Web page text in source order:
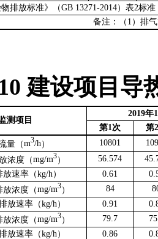
排放标准》（GB 13271-2014）表2标准
备注：（ 1 ）排
建设项目导
测项目
2019年1
第1次 第2
量（m3/h） 10801
浓度（mg/m3） 56.574
放速率（kg/h ） 0.61
放浓度（mg/m3） 84
放速率（kg/h ） 0.91
放浓度（mg/m3） 79.7
放速率（kg/h ） 0.86